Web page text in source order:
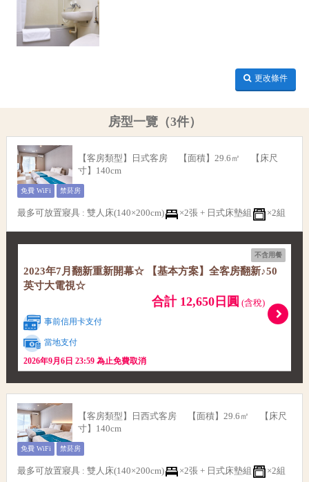
更改條件
房型一覽（3件）
【客房類型】日式客房 【面積】29.6㎡ 【床尺
寸】140cm
免費 WiFi 禁菸房
最多可放置寢具 : 雙人床(140×200cm) ×2張 + 日式床墊組 ×2組
不含用餐
2023年7月翻新重新開幕☆ 【基本方案】​​全客房翻新♪50
英寸大電視☆
合計 12,650日圓 (含稅)
事前信用卡支付
當地支付
2026年9月6日 23:59 為止免費取消
【客房類型】日西式客房 【面積】29.6㎡ 【床尺
寸】140cm
免費 WiFi 禁菸房
最多可放置寢具 : 雙人床(140×200cm) ×2張 + 日式床墊組 ×2組